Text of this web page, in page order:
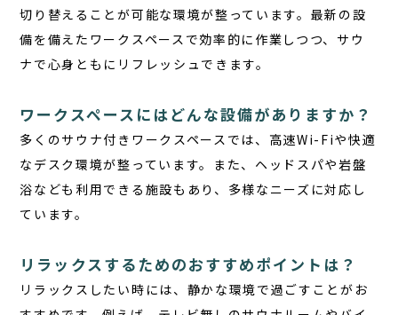
切り替えることが可能な環境が整っています。最新の設
備を備えたワークスペースで効率的に作業しつつ、サウ
ナで心身ともにリフレッシュできます。
ワークスペースにはどんな設備がありますか？
多くのサウナ付きワークスペースでは、高速Wi-Fiや快適
なデスク環境が整っています。また、ヘッドスパや岩盤
浴なども利用できる施設もあり、多様なニーズに対応し
ています。
リラックスするためのおすすめポイントは？
リラックスしたい時には、静かな環境で過ごすことがお